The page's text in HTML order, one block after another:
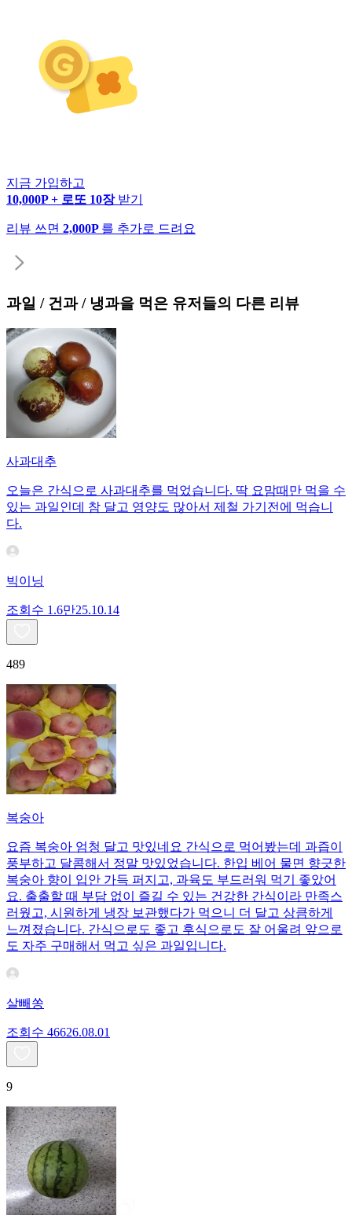
지금 가입하고
10,000P + 로또 10장 받기
리뷰 쓰면 2,000P 를 추가로 드려요
과일 / 건과 / 냉과을 먹은 유저들의 다른 리뷰
사과대추
오늘은 간식으로 사과대추를 먹었습니다. 딱 요맘때만 먹을 수
있는 과일인데 참 달고 영양도 많아서 제철 가기전에 먹습니
다.
빅이닝
조회수 1.6만25.10.14
489
복숭아
요즘 복숭아 엄청 달고 맛있네요 간식으로 먹어봤는데 과즙이
풍부하고 달콤해서 정말 맛있었습니다. 한입 베어 물면 향긋한
복숭아 향이 입안 가득 퍼지고, 과육도 부드러워 먹기 좋았어
요. 출출할 때 부담 없이 즐길 수 있는 건강한 간식이라 만족스
러웠고, 시원하게 냉장 보관했다가 먹으니 더 달고 상큼하게
느껴졌습니다. 간식으로도 좋고 후식으로도 잘 어울려 앞으로
도 자주 구매해서 먹고 싶은 과일입니다.
살빼쏭
조회수 46626.08.01
9